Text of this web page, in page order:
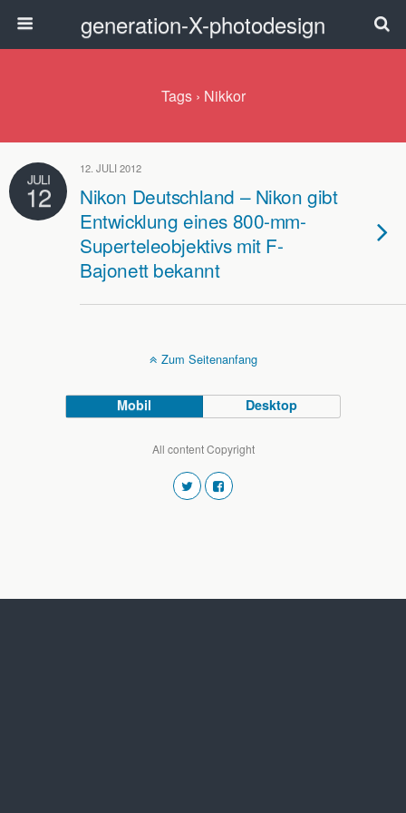
generation-X-photodesign
Tags › Nikkor
JULI
12
12. JULI 2012
Nikon Deutschland – Nikon gibt
Entwicklung eines 800-mm-
Superteleobjektivs mit F-
Bajonett bekannt
Zum Seitenanfang
Mobil Desktop
All content Copyright